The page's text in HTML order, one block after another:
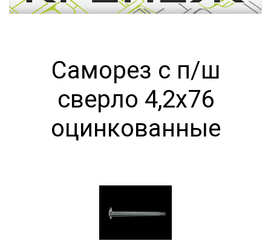
Саморез с п/ш
сверло 4,2х76
оцинкованные